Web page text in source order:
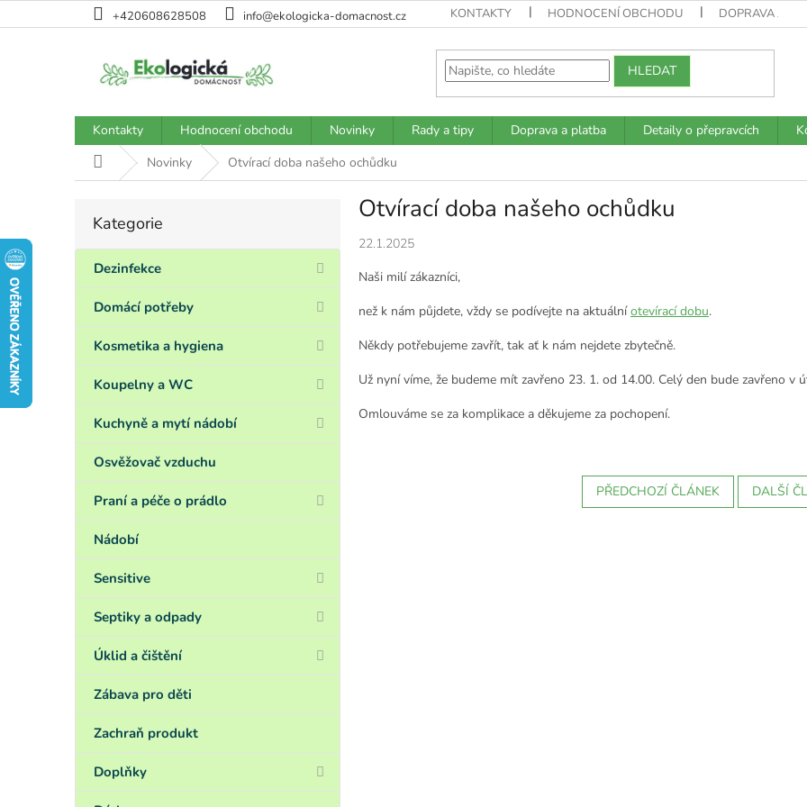
na
+420608628508 info@ekologicka-domacnost.cz KONTAKTY HODNOCENÍ OBCHODU DOPRAVA A
HLEDAT
Kontakty Hodnocení obchodu Novinky Rady a tipy Doprava a platba Detaily o přepravcích
Domů Novinky Otvírací doba našeho ochůdku
s
r
n
í
a
e
Přeskočit
Kategorie
Dezinfekce
Domácí potřeby
Kosmetika a hygiena
Koupelny a WC
Kuchyně a mytí nádobí
Osvěžovač vzduchu
Praní a péče o prádlo
Nádobí
Sensitive
Septiky a odpady
Úklid a čištění
Zábava pro děti
Zachraň produkt
Doplňky
Otvírací doba našeho ochůdku
22.1.2025
Naši milí zákazníci,
než k nám půjdete, vždy se podívejte na aktuálníotevírací dobu.
Někdy potřebujeme zavřít, tak ať k nám nejdete zbytečně.
Už nyní víme, že budeme mít zavřeno 23. 1. od 14.00. Celý den bude zavřeno v
Omlouváme se za komplikace a děkujeme za pochopení.
PŘEDCHOZÍ ČLÁNEK DALŠÍ